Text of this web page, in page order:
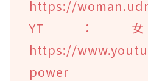
https://
YT：
https://
power